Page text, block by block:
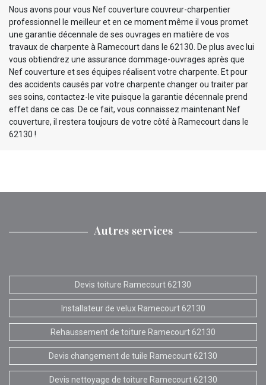
Nous avons pour vous Nef couverture couvreur-charpentier
professionnel le meilleur et en ce moment même il vous promet
une garantie décennale de ses ouvrages en matière de vos
travaux de charpente à Ramecourt dans le 62130. De plus avec lui
vous obtiendrez une assurance dommage-ouvrages après que
Nef couverture et ses équipes réalisent votre charpente. Et pour
des accidents causés par votre charpente changer ou traiter par
ses soins, contactez-le vite puisque la garantie décennale prend
effet dans ce cas. De ce fait, vous connaissez maintenant Nef
couverture, il restera toujours de votre côté à Ramecourt dans le
62130 !
Autres services
Devis toiture Ramecourt 62130
Installateur de velux Ramecourt 62130
Rehaussement de toiture Ramecourt 62130
Devis changement de tuile Ramecourt 62130
Devis nettoyage de toiture Ramecourt 62130